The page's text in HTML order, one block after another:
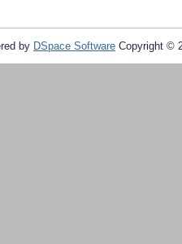
by DSpace Software Copyright ©